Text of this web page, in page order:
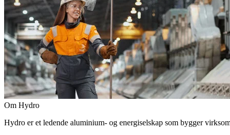
Om Hydro
Hydro er et ledende aluminium- og energiselskap som bygger